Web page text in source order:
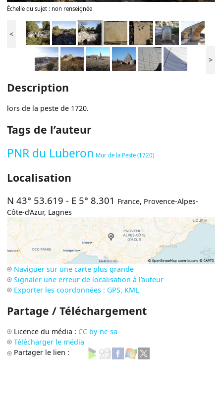
Échelle du sujet : non renseignée
<
>
Description
lors de la peste de 1720.
Tags de l’auteur
PNR du Luberon Mur de la Peste (1720)
Localisation
N 43° 53.619 - E 5° 8.301 France, Provence-Alpes-
Côte-d’Azur, Lagnes
Naviguer sur une carte plus grande
Signaler une erreur de localisation à l’auteur
Exporter les coordonnées : GPS, KML
Partage / Téléchargement
Licence du média : CC by-nc-sa
Télécharger le média
Partager le lien :